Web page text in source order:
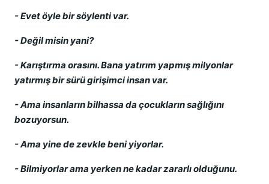
- Evet öyle bir söylenti var.
- Değil misin yani?
- Karıştırma orasını. Bana yatırım yapmış milyonlar
yatırmış bir sürü girişimci insan var.
- Ama insanların bilhassa da çocukların sağlığını
bozuyorsun.
- Ama yine de zevkle beni yiyorlar.
- Bilmiyorlar ama yerken ne kadar zararlı olduğunu.